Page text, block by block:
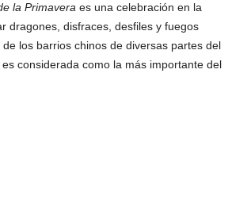
la Primavera es una celebración en la
dragones, disfraces, desfiles y fuegos
los barrios chinos de diversas partes del
considerada como la más importante del